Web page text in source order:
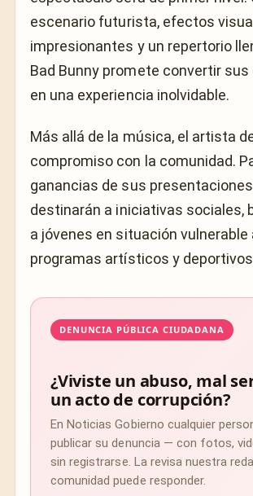
escenario futurista, efectos
impresionantes y un repertorio
Bad Bunny promete convertir
en una experiencia inolvidable.
Más allá de la música, el artista
compromiso con la comunidad.
ganancias de sus
destinarán a iniciativas sociales,
a jóvenes en situación vulnerable
programas artísticos y
DENUNCIA PÚBLICA CIUDADANA
¿Viviste un abuso, mal
un acto de corrupción?
En Noticias Gobierno cualquier
publicar su denuncia — con fotos,
sin registrarse. La revisa nuestra
comunidad puede responder.